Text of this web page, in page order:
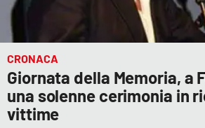
CRONACA
Giornata della Memoria, a
una solenne cerimonia in
vittime